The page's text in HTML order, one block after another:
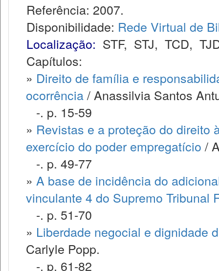
Referência: 2007.
Disponibilidade: Rede Virtual de
Localização: STF, STJ, TCD,
Capítulos:
» Direito de família e
ocorrência/ Anassilvia Santos
-. p. 15-59
» Revistas e a proteção do direito
exercício do poder empregatício /
-. p. 49-77
» A base de incidência do
vinculante 4 do Supremo Tribunal
-. p. 51-70
» Liberdade negocial e dignidade
Carlyle Popp.
-. p. 61-82